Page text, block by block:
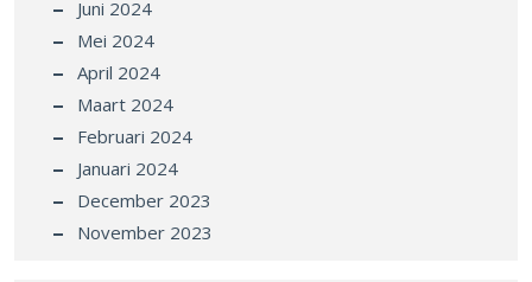
Juni 2024
Mei 2024
April 2024
Maart 2024
Februari 2024
Januari 2024
December 2023
November 2023